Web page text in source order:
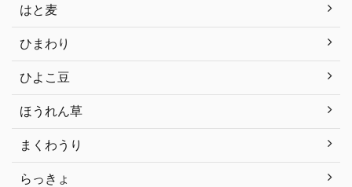
はと麦
ひまわり
ひよこ豆
ほうれん草
まくわうり
らっきょ